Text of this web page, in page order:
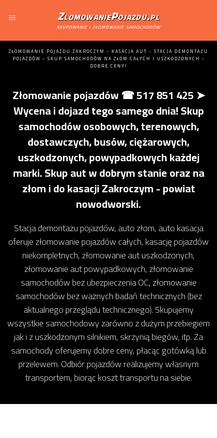
ZlomowaniePojazdu.pl
skupowanie i złomowanie samochodów
ZŁOMOWANIE POJAZDU ZAKROCZYM - KASACJA AUT - STACJA DEMONTAŻU
POJAZDÓW - SKUP SAMOCHODÓW NA ZŁOM CAŁYCH I USZKODZONYCH -
DOBRE CENY!
Złomowanie pojazdów ☎ 517 851 425 ➤
Wycena i dojazd tego samego dnia! Skup
samochodów osobowych, terenowych,
dostawczych, busów, ciężarowych,
uszkodzonych, powypadkowych każdej
marki. Skup aut w dobrym stanie oraz na
złom i do kasacji Zakroczym - powiat
nowodworski.
Stacja demontażu pojazdów, auto złom, auto kasacja
oferuje złomowanie pojazdów całych, kasację pojazdów
niekompletnych, złomowanie aut uszkodzonych,
złomowanie aut powypadkowych, złomowanie
samochodów bez ubezpieczenia OC, złomowanie
samochodów bez ważnych badań technicznych (bez
aktualnego przeglądu technicznego). Skupujemy
wszystkie samochodowy zarówno z dużym przebiegiem
jak i z uszkodzonym silnikiem, skrzynią biegów, itp. Za
samochody oferujemy dobre ceny, płacąc gotówką lub
przelewem. Odbiór pojazdów realizujemy własnym
transportem, biorąc koszt transportu na siebie.